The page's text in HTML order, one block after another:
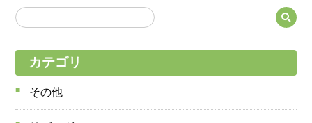
カテゴリ
その他